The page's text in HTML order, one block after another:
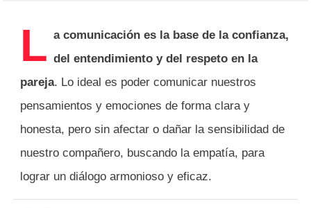
L a comunicación es la base de la confianza,
del entendimiento y del respeto en la
pareja. Lo ideal es poder comunicar nuestros
pensamientos y emociones de forma clara y
honesta, pero sin afectar o dañar la sensibilidad de
nuestro compañero, buscando la empatía, para
lograr un diálogo armonioso y eficaz.